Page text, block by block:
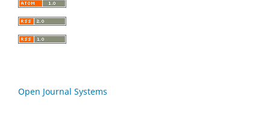
Open Journal Systems